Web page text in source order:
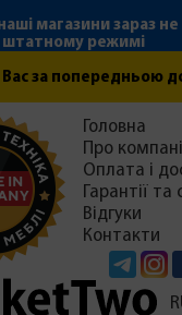
наші магазини зараз
штатному режимі
Вас за попередньою
Головна
Про
Оплата і
Гарантії та
Відгуки
Контакти